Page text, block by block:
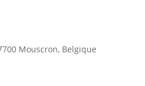
Mouscron, Belgique